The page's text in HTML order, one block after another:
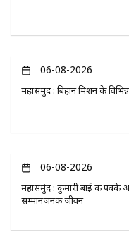
06-08-2026
महासमुंद : बिहान मिशन के
06-08-2026
महासमुंद : कुमारी बाई की पक्के
सम्मानजनक जीवन